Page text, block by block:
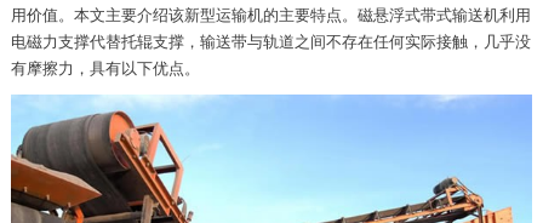
用价值。本文主要介绍该新型运输机的主要特点。磁悬浮式带式输送机利用
电磁力支撑代替托辊支撑，输送带与轨道之间不存在任何实际接触，几乎没
有摩擦力，具有以下优点。